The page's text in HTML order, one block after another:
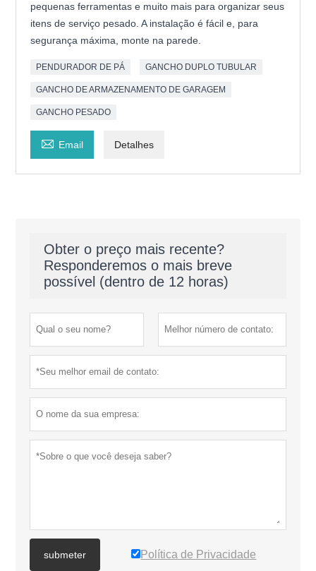
pequenas ferramentas e muito mais para organizar seus
itens de serviço pesado. A instalação é fácil e, para
segurança máxima, monte na parede.
PENDURADOR DE PÁ GANCHO DUPLO TUBULAR
GANCHO DE ARMAZENAMENTO DE GARAGEM
GANCHO PESADO
 Email Detalhes
Obter o preço mais recente?
Responderemos o mais breve
possível (dentro de 12 horas)
submeter Política de Privacidade